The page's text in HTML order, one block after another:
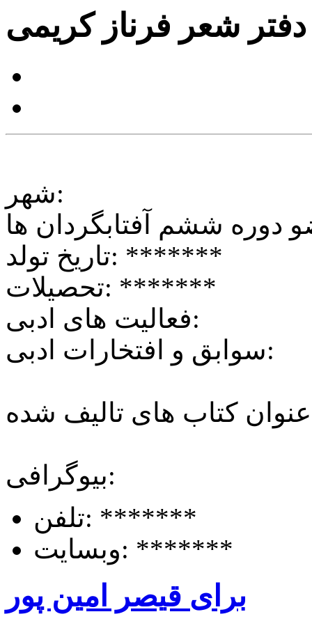
دفتر شعر فرناز کریمی
شهر:
دوره ششم آفتابگردان ها
تاریخ تولد: *******
تحصیلات: *******
فعالیت های ادبی:
سوابق و افتخارات ادبی:
بیوگرافی:
تلفن: *******
وبسایت: *******
برای قیصر امین پور